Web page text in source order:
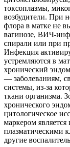
токсоплазмы,
возбудители. При
флора в матке не
вагинозе, ВИЧ-
спирали или при
Инфекция
устремляются в
хронический
— заболеваниям,
системы, из-за
ткани организма.
хронического
цитологическое
маркером
плазматическими
другие